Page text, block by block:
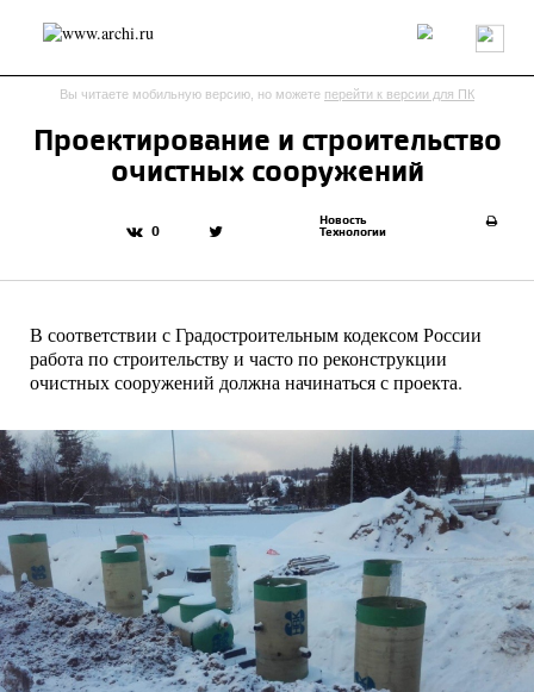
Россия Мир Технологии Интерьер Пресса
Архитекторы
Анонсы конкурсов
Исследование
Репортаж
Рецензия Архитектура
Выставка
Книги
Наследие Образование
Урбанистика
Эко
Вы читаете мобильную версию, но можете перейти к версии для ПК
Проектирование и строительство
очистных сооружений
0
Новость
Технологии
В соответствии с Градостроительным кодексом России
работа по строительству и часто по реконструкции
очистных сооружений должна начинаться с проекта.